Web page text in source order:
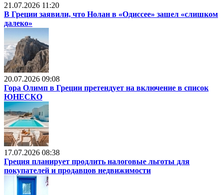
21.07.2026 11:20
В Греции заявили, что Нолан в «Одиссее» зашел «слишком
далеко»
20.07.2026 09:08
Гора Олимп в Греции претендует на включение в список
ЮНЕСКО
17.07.2026 08:38
Греция планирует продлить налоговые льготы для
покупателей и продавцов недвижимости